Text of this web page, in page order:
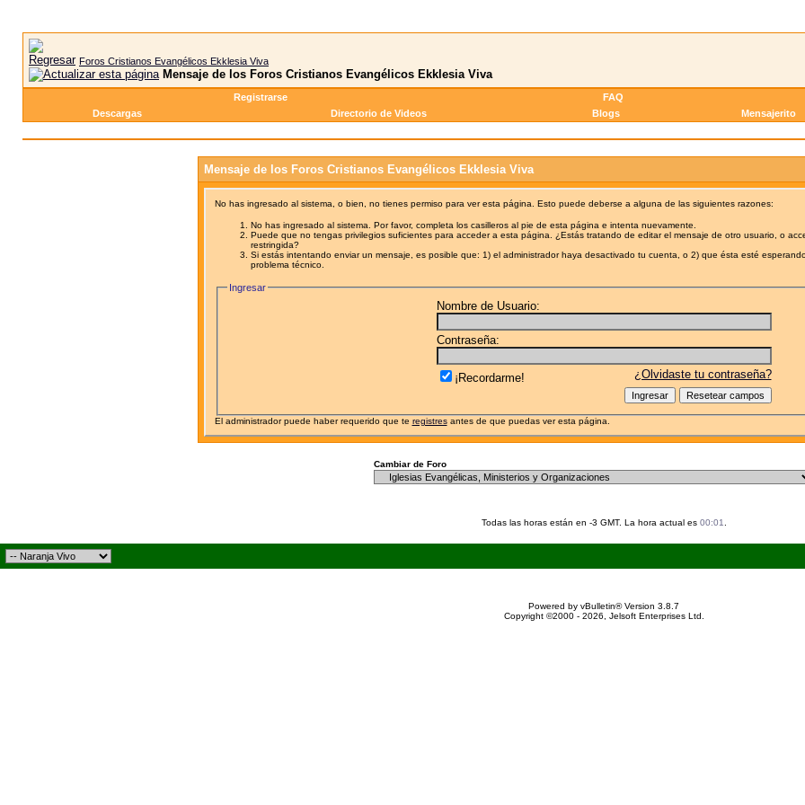
Foros Cristianos Evangélicos Ekklesia Viva
Mensaje de los Foros Cristianos Evangélicos Ekklesia Viva
Registrarse FAQ
Descargas
Directorio de Videos Blogs Mensajerito
Mensaje de los Foros Cristianos Evangélicos Ekklesia Viva
No has ingresado al sistema, o bien, no tienes permiso para ver esta página. Esto puede deberse a alguna de las siguientes razones:
No has ingresado al sistema. Por favor, completa los casilleros al pie de esta página e intenta nuevamente.
Puede que no tengas privilegios suficientes para acceder a esta página. ¿Estás tratando de editar el mensaje de otro usuario, o
restringida?
Si estás intentando enviar un mensaje, es posible que: 1) el administrador haya desactivado tu cuenta, o 2) que ésta esté
problema técnico.
Ingresar
Nombre de Usuario:
Contraseña:
¿Olvidaste tu contraseña?
¡Recordarme!
El administrador puede haber requerido que te registresantes de que puedas ver esta página.
Cambiar de Foro
Todas las horas están en -3 GMT. La hora actual es 00:01
Powered by vBulletin® Version 3.8.7
Copyright ©2000 - 2026, Jelsoft Enterprises Ltd.